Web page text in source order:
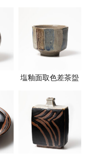
塩釉面取色差茶盌